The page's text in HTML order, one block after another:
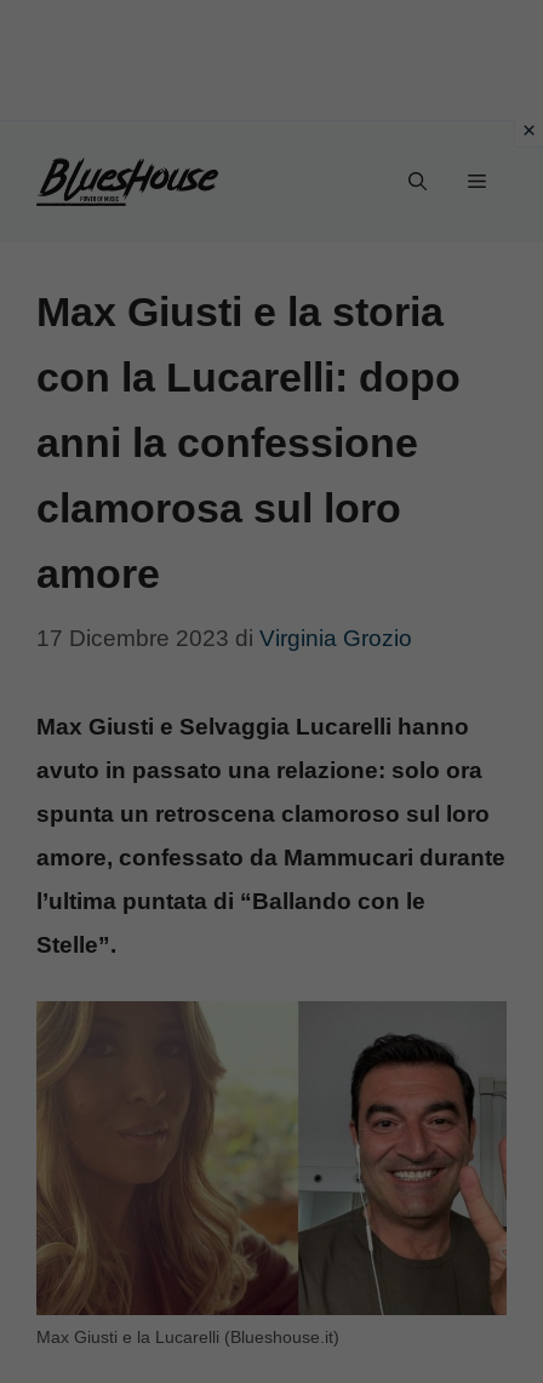
Menu
Max Giusti e la storia
con la Lucarelli: dopo
anni la confessione
clamorosa sul loro
amore
17 Dicembre 2023 di Virginia Grozio
Max Giusti e Selvaggia Lucarelli hanno
avuto in passato una relazione: solo ora
spunta un retroscena clamoroso sul loro
amore, confessato da Mammucari durante
l’ultima puntata di “Ballando con le
Stelle”.
Max Giusti e la Lucarelli (Blueshouse.it)